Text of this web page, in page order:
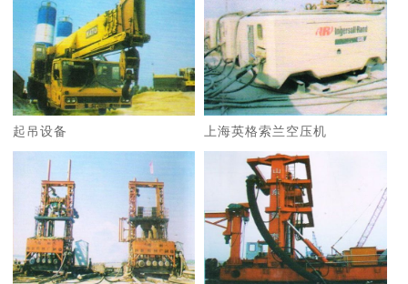
起吊设备 上海英格索兰空压机